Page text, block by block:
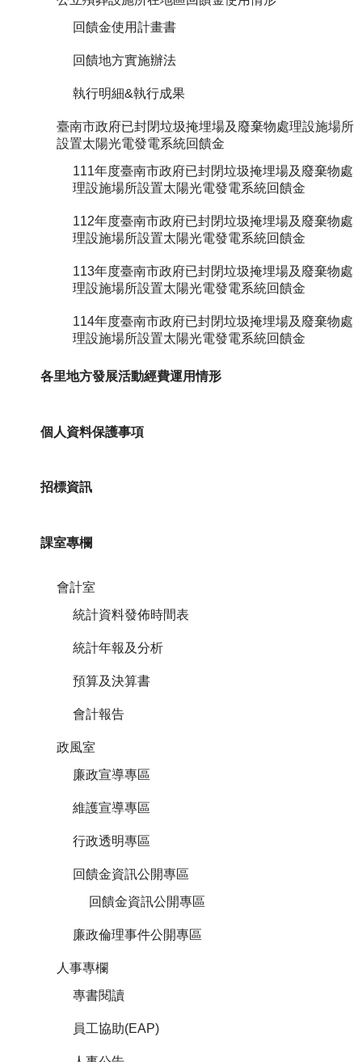
回饋金使用計畫書
回饋地方實施辦法
執行明細&執行成果
臺南市政府已封閉垃圾掩埋場及廢棄物處理設施場所
設置太陽光電發電系統回饋金
111年度臺南市政府已封閉垃圾掩埋場及廢棄物處
理設施場所設置太陽光電發電系統回饋金
112年度臺南市政府已封閉垃圾掩埋場及廢棄物處
理設施場所設置太陽光電發電系統回饋金
113年度臺南市政府已封閉垃圾掩埋場及廢棄物處
理設施場所設置太陽光電發電系統回饋金
114年度臺南市政府已封閉垃圾掩埋場及廢棄物處
理設施場所設置太陽光電發電系統回饋金
各里地方發展活動經費運用情形
個人資料保護事項
招標資訊
課室專欄
會計室
統計資料發佈時間表
統計年報及分析
預算及決算書
會計報告
政風室
廉政宣導專區
維護宣導專區
行政透明專區
回饋金資訊公開專區
回饋金資訊公開專區
廉政倫理事件公開專區
人事專欄
專書閱讀
員工協助(EAP)